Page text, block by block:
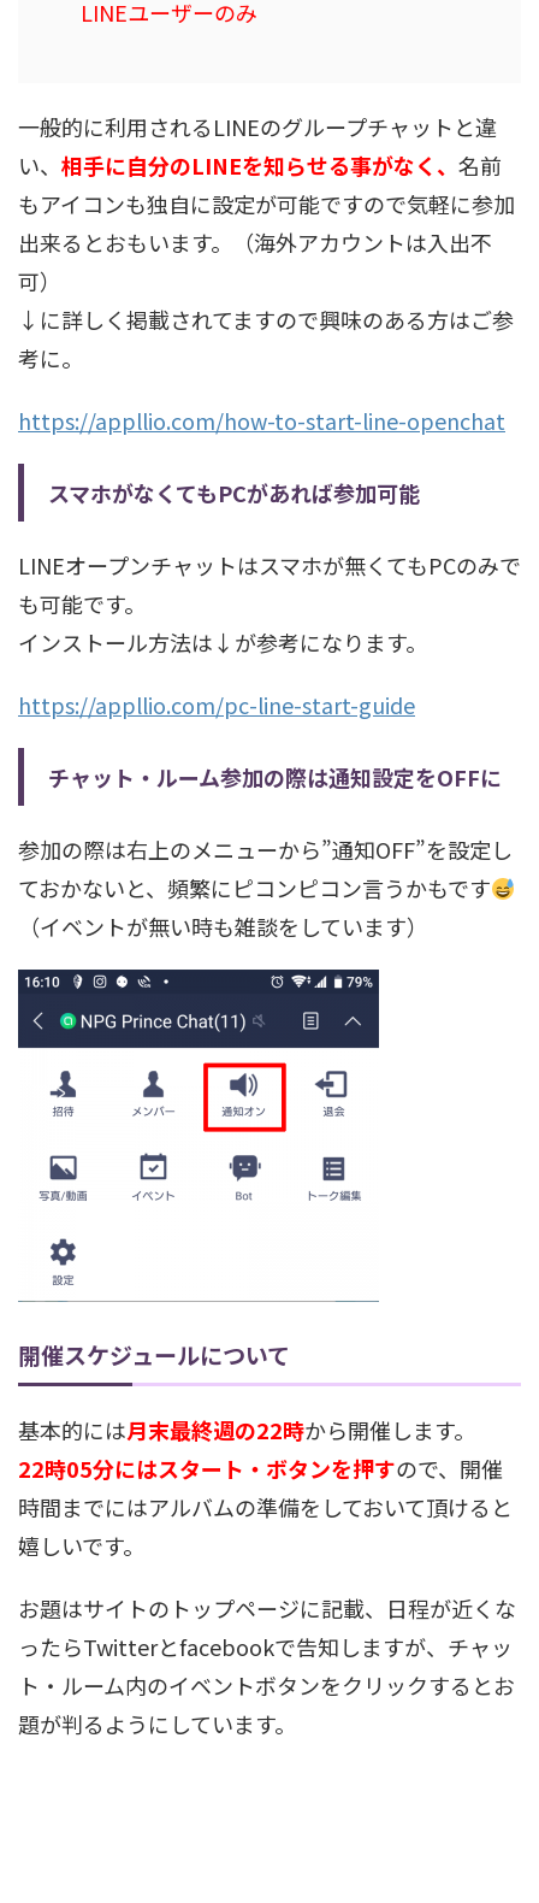
LINEユーザーのみ
一般的に利用されるLINEのグループチャットと違
い、 相手に自分のLINEを知らせる事がなく、 名前
もアイコンも独自に設定が可能ですので気軽に参加
出来るとおもいます。（海外アカウントは入出不
可）
↓に詳しく掲載されてますので興味のある方はご参
考に。
https://appllio.com/how-to-start-line-openchat
スマホがなくてもPCがあれば参加可能
LINEオープンチャットはスマホが無くてもPCのみで
も可能です。
インストール方法は↓が参考になります。
https://appllio.com/pc-line-start-guide
チャット・ルーム参加の際は通知設定をOFFに
参加の際は右上のメニューから”通知OFF”を設定し
ておかないと、頻繁にピコンピコン言うかもです
（イベントが無い時も雑談をしています）
開催スケジュールについて
基本的には月末最終週の22時から開催します。
22時05分にはスタート・ボタンを押すので、開催
時間までにはアルバムの準備をしておいて頂けると
嬉しいです。
お題はサイトのトップページに記載、日程が近くな
ったらTwitterとfacebookで告知しますが、チャッ
ト・ルーム内のイベントボタンをクリックするとお
題が判るようにしています。